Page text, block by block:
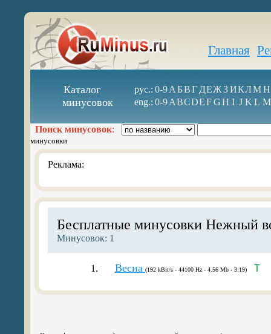
Главная
Каталог
минусовок
рус.: 0-9А БВГ ДЕЖ З ИКЛМН
eng.: 0-9ABCDEFGH I J K L M
Поиск минусовок:
минусовки
Реклама:
Бесплатные минусовки Нежный
Минусовок: 1
1. Весна (192 kBit/s - 44100 Hz - 4.56 Mb - 3:19) T